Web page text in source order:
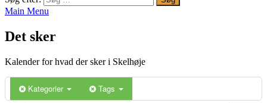
Main Menu
Det sker
Kalender for hvad der sker i Skelhøje
Kategorier Tags